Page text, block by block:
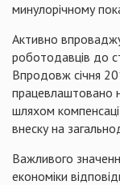
минулорічному
Активно
роботодавців до
Впродовж січня
працевлаштовано
шляхом
внеску на
Важливого
економіки